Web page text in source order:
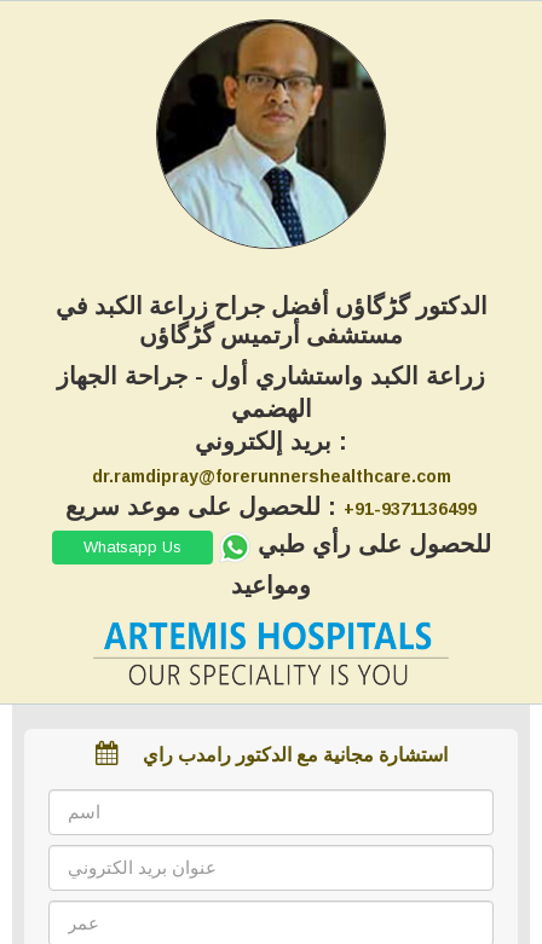
الدكتور گڑگاؤں أفضل جراح زراعة الكبد في
مستشفى أرتميس گڑگاؤں
زراعة الكبد واستشاري أول - جراحة الجهاز
الهضمي
بريد إلكتروني :
dr.ramdipray@forerunnershealthcare.com
للحصول على موعد سريع : +91-9371136499
Whatsapp Us
للحصول على رأي طبي
ومواعيد
استشارة مجانية مع الدكتور رامدب راي